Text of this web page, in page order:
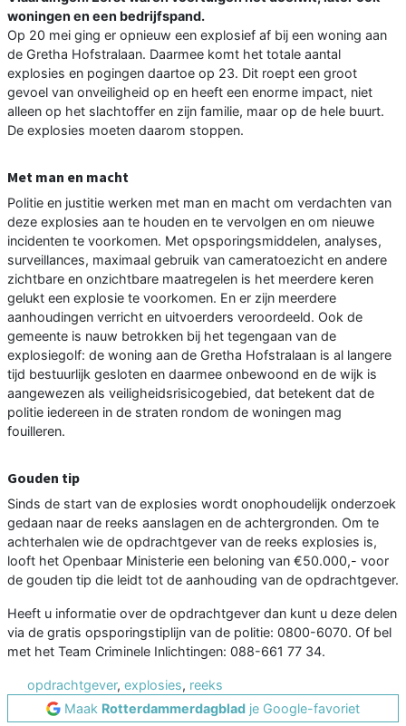
woningen en een bedrijfspand.
Op 20 mei ging er opnieuw een explosief af bij een woning aan
de Gretha Hofstralaan. Daarmee komt het totale aantal
explosies en pogingen daartoe op 23. Dit roept een groot
gevoel van onveiligheid op en heeft een enorme impact, niet
alleen op het slachtoffer en zijn familie, maar op de hele buurt.
De explosies moeten daarom stoppen.
Met man en macht
Politie en justitie werken met man en macht om verdachten van
deze explosies aan te houden en te vervolgen en om nieuwe
incidenten te voorkomen. Met opsporingsmiddelen, analyses,
surveillances, maximaal gebruik van cameratoezicht en andere
zichtbare en onzichtbare maatregelen is het meerdere keren
gelukt een explosie te voorkomen. En er zijn meerdere
aanhoudingen verricht en uitvoerders veroordeeld. Ook de
gemeente is nauw betrokken bij het tegengaan van de
explosiegolf: de woning aan de Gretha Hofstralaan is al langere
tijd bestuurlijk gesloten en daarmee onbewoond en de wijk is
aangewezen als veiligheidsrisicogebied, dat betekent dat de
politie iedereen in de straten rondom de woningen mag
fouilleren.
Gouden tip
Sinds de start van de explosies wordt onophoudelijk onderzoek
gedaan naar de reeks aanslagen en de achtergronden. Om te
achterhalen wie de opdrachtgever van de reeks explosies is,
looft het Openbaar Ministerie een beloning van €50.000,- voor
de gouden tip die leidt tot de aanhouding van de opdrachtgever.
Heeft u informatie over de opdrachtgever dan kunt u deze delen
via de gratis opsporingstiplijn van de politie: 0800-6070. Of bel
met het Team Criminele Inlichtingen: 088-661 77 34.
opdrachtgever, explosies, reeks
Maak Rotterdammerdagblad je Google-favoriet